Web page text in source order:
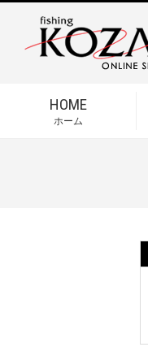
HOME
ホーム